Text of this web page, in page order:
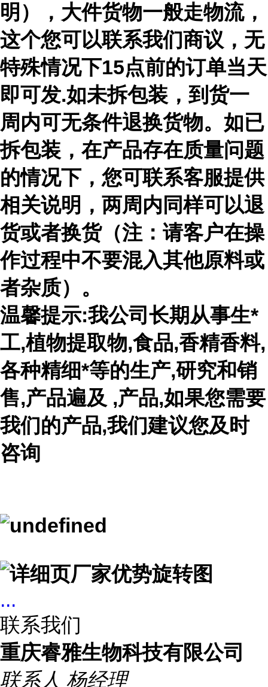
明），大件货物一般走物流，
这个您可以联系我们商议，无
特殊情况下15点前的订单当天
即可发.如未拆包装，到货一
周内可无条件退换货物。如已
拆包装，在产品存在质量问题
的情况下，您可联系客服提供
相关说明，两周内同样可以退
货或者换货（注：请客户在操
作过程中不要混入其他原料或
者杂质）。
温馨提示:我公司长期从事生*
工,植物提取物,食品,香精香料,
各种精细*等的生产,研究和销
售,产品遍及 ,产品,如果您需要
我们的产品,我们建议您及时
咨询
...
联系我们
重庆睿雅生物科技有限公司
联系人 杨经理